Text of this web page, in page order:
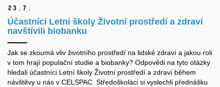
23. 7.
Účastníci Letní školy Životní prostředí a zdraví
navštívili biobanku
Jak se zkoumá vliv životního prostředí na lidské zdraví a jakou roli
v tom hrají populační studie a biobanky? Odpovědi na tyto otázky
hledali účastníci Letní školy Životní prostředí a zdraví během
návštěvy u nás v CELSPAC. Středoškoláci si vyslechli přednášku